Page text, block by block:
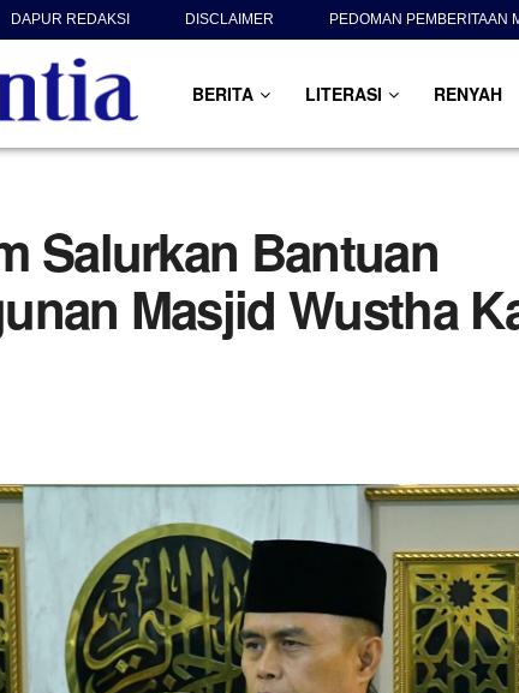
DAPUR REDAKSI DISCLAIMER PEDOMAN PEMBERITAAN
BERITA LITERASI RENYAH
Salurkan Bantuan
Masjid Wustha